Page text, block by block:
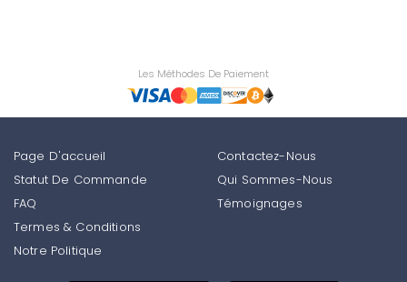
Les Méthodes De Paiement
Page D'accueil
Statut De Commande
FAQ
Contactez-Nous
Qui Sommes-Nous
Témoignages
Termes & Conditions
Notre Politique